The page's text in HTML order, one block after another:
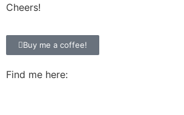
Cheers!
Buy me a coffee!
Find me here: